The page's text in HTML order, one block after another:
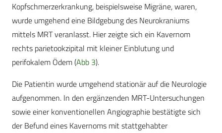
Kopfschmerzerkrankung, beispielsweise Migräne, waren,
wurde umgehend eine Bildgebung des Neurokraniums
mittels MRT veranlasst. Hier zeigte sich ein Kavernom
rechts parietookzipital mit kleiner Einblutung und
perifokalem Ödem (Abb 3).
Die Patientin wurde umgehend stationär auf die Neurologie
aufgenommen. In den ergänzenden MRT-Untersuchungen
sowie einer konventionellen Angiographie bestätigte sich
der Befund eines Kavernoms mit stattgehabter